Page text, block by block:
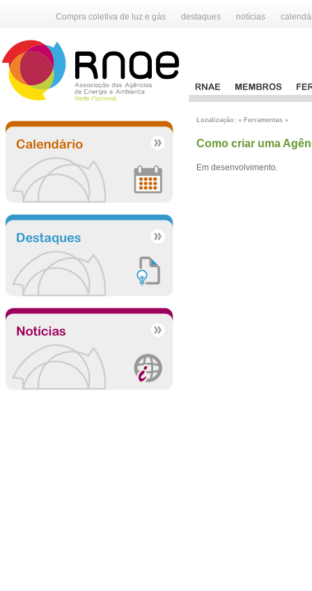
Compra coletiva de luz e gás destaques notícias
Localização: » Ferramentas »
Como criar uma
Em desenvolvimento.